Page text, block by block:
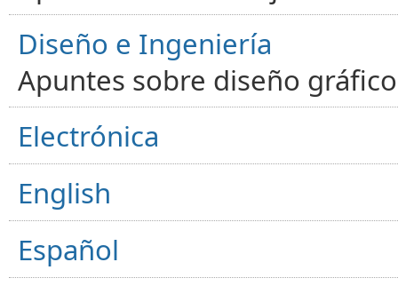
Diseño e Ingeniería
Apuntes sobre diseño
Electrónica
English
Español